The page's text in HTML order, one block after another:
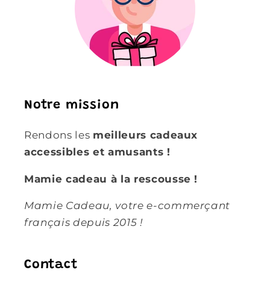
Notre mission
Rendons les meilleurs cadeaux
accessibles et amusants !
Mamie cadeau à la rescousse !
Mamie Cadeau, votre e-commerçant
français depuis 2015 !
Contact